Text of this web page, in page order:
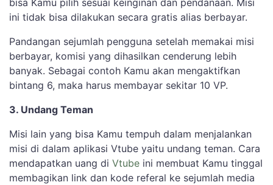
ini tidak bisa dilakukan secara gratis alias berbayar.
Pandangan sejumlah pengguna setelah memakai misi
berbayar, komisi yang dihasilkan cenderung lebih
banyak. Sebagai contoh Kamu akan mengaktifkan
bintang 6, maka harus membayar sekitar 10 VP.
3. Undang Teman
Misi lain yang bisa Kamu tempuh dalam menjalankan
misi di dalam aplikasi Vtube yaitu undang teman. Cara
mendapatkan uang di Vtube ini membuat Kamu tinggal
membagikan link dan kode referal ke sejumlah media